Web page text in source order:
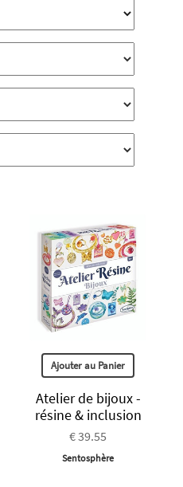
Ajouter au Panier
Atelier de bijoux -
résine & inclusion
€ 39.55
Sentosphère